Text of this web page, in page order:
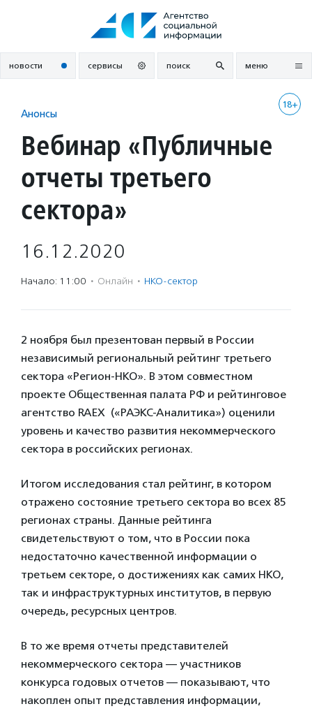
новости сервисы поиск меню
18+
Анонсы
Вебинар «Публичные
отчеты третьего
сектора»
16.12.2020
Начало: 11:00 · Онлайн · НКО-сектор
2 ноября был презентован первый в России
независимый региональный рейтинг третьего
сектора «Регион-НКО». В этом совместном
проекте Общественная палата РФ и рейтинговое
агентство RAEX («РАЭКС-Аналитика») оценили
уровень и качество развития некоммерческого
сектора в российских регионах.
Итогом исследования стал рейтинг, в котором
отражено состояние третьего сектора во всех 85
регионах страны. Данные рейтинга
свидетельствуют о том, что в России пока
недостаточно качественной информации о
третьем секторе, о достижениях как самих НКО,
так и инфраструктурных институтов, в первую
очередь, ресурсных центров.
В то же время отчеты представителей
некоммерческого сектора — участников
конкурса годовых отчетов — показывают, что
накоплен опыт представления информации,